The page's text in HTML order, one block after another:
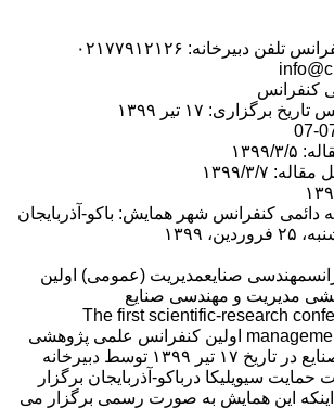
دبیرخانه: ۰۲۱۷۷۹۱۲۱۲۶
کنفرانس
برگزاری: ۱۷ تیر ۱۳۹۹
۳/۵
۱۳۹۹/۳/۷
دائمی کنفرانس شهر همایش: باكو-آذربايجان
۱۳۹۹
صنایعمدیریت (عمومی) اولین
مدیریت و مهندسی صنایع
The first scientific-research
management and engineering اولین کنفرانس علمی پژوهشی
مدیریت و مهندسی صنایع در تاریخ ۱۷ تیر ۱۳۹۹ توسط دبیرخانه
سیویلیکا درباكو-آذربايجان برگزار
اینکه این همایش به صورت رسمی برگزار می